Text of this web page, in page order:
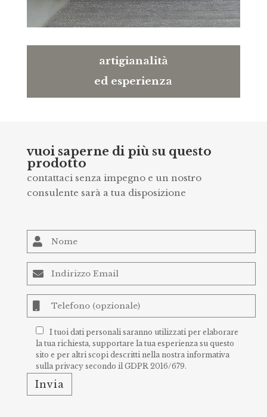
artigianalità
ed esperienza
vuoi saperne di più su questo
prodotto
contattaci senza impegno e un nostro
consulente sarà a tua disposizione
I tuoi dati personali saranno utilizzati per elaborare
la tua richiesta, supportare la tua esperienza su questo
sito e per altri scopi descritti nella nostra informativa
sulla privacysecondo il GDPR 2016/679.